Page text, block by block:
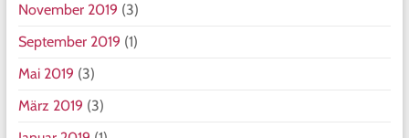
November 2019 (3)
September 2019 (1)
Mai 2019 (3)
März 2019 (3)